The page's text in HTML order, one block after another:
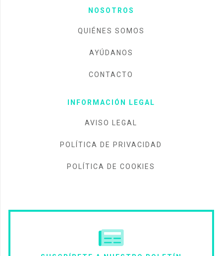
NOSOTROS
QUIÉNES SOMOS
AYÚDANOS
CONTACTO
INFORMACIÓN LEGAL
AVISO LEGAL
POLÍTICA DE PRIVACIDAD
POLÍTICA DE COOKIES